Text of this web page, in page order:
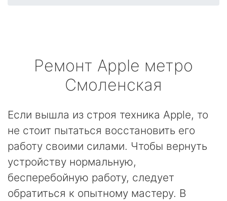
Ремонт Apple метро
Смоленская
Если вышла из строя техника Apple, то
не стоит пытаться восстановить его
работу своими силами. Чтобы вернуть
устройству нормальную,
бесперебойную работу, следует
обратиться к опытному мастеру. В